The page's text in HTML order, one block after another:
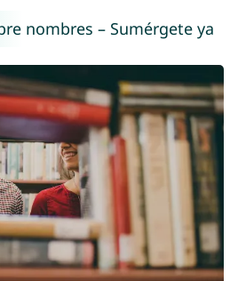
nombres – Sumérgete ya